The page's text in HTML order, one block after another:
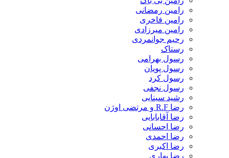
رامین رمضانی
رامین فاخری
رامین میرزادی
رحیم جوانمردی
رستاک
رسول بهرامی
رسول پویان
رسول کرد
رسول نجفی
رشید سینایی
رضا R.F و مرتضی اوژن
رضا آقابابایی
رضا احسانی
رضا احمدی
رضا اکبری
رضا بهاری